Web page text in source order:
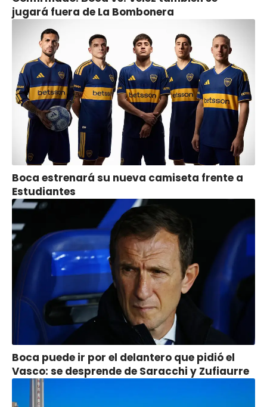
jugará fuera de La Bombonera
Boca estrenará su nueva camiseta frente a
Estudiantes
Boca puede ir por el delantero que pidió el
Vasco: se desprende de Saracchi y Zufiaurre